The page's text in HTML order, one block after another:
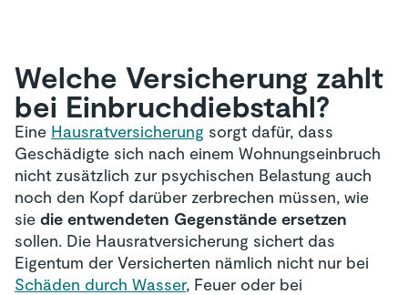
Welche Versicherung zahlt
bei Einbruchdiebstahl?
Eine Hausratversicherung sorgt dafür, dass
Geschädigte sich nach einem Wohnungseinbruch
nicht zusätzlich zur psychischen Belastung auch
noch den Kopf darüber zerbrechen müssen, wie
sie die entwendeten Gegenstände ersetzen
sollen. Die Hausratversicherung sichert das
Eigentum der Versicherten nämlich nicht nur bei
Schäden durch Wasser, Feuer oder bei